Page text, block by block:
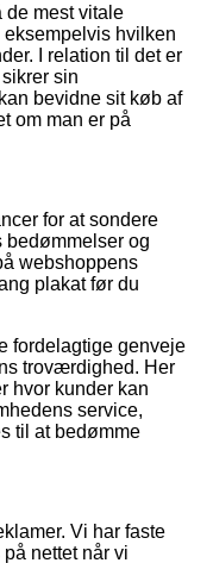
de mest vitale
hvilken
I relation til det er
sin
bevidne sit køb af
om man er på
for at sondere
bedømmelser og
webshoppens
plakat før du
fordelagtige genveje
troværdighed. Her
hvor kunder kan
service,
til at bedømme
Vi har faste
nettet når vi